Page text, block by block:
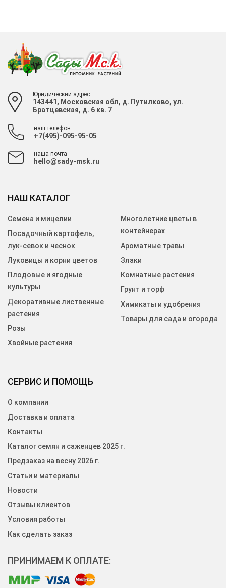
Юридический адрес:
143441, Московская обл, д. Путилково, ул.
Братцевская, д. 6 кв. 7
наш телефон
+7(495)-095-95-05
наша почта
hello@sady-msk.ru
СЕРВИС И ПОМОЩЬ
О компании
Доставка и оплата
Контакты
Каталог семян и саженцев 2025 г.
Предзаказ на весну 2026 г.
Статьи и материалы
Новости
Отзывы клиентов
Условия работы
Как сделать заказ
НАШ КАТАЛОГ
Семена и мицелии
Посадочный картофель,
лук-севок и чеснок
Луковицы и корни цветов
Плодовые и ягодные
культуры
Декоративные лиственные
растения
Розы
Хвойные растения
Многолетние цветы в
контейнерах
Ароматные травы
Злаки
Комнатные растения
Грунт и торф
Химикаты и удобрения
Товары для сада и огорода
ПРИНИМАЕМ К ОПЛАТЕ: